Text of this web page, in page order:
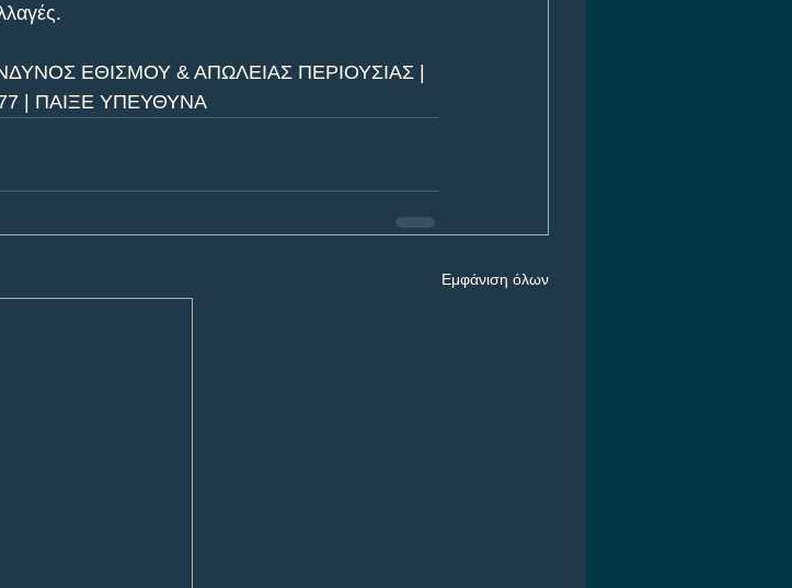
αλλαγές.
ΕΘΙΣΜΟΥ & ΑΠΩΛΕΙΑΣ ΠΕΡΙΟΥΣΙΑΣ |
| ΠΑΙΞΕ ΥΠΕΥΘΥΝΑ
Εμφάνιση όλων